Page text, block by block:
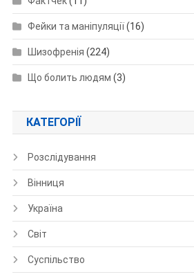
Фейки та маніпуляції(16)
Шизофренія (224)
Що болить людям (3)
КАТЕГОРІЇ
Розслідування
Вінниця
Україна
Світ
Суспільство